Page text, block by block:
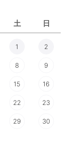
土 日
1 2
8 9
15 16
22 23
29 30